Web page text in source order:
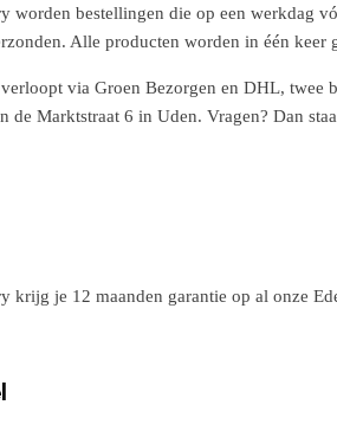
worden bestellingen die op een werkdag
Alle producten worden in één
via Groen Bezorgen en DHL, twee
de Marktstraat 6 in Uden. Vragen? Dan
krijg je 12 maanden garantie op al onze